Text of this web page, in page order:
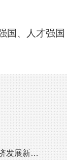
、人才强
新动能...